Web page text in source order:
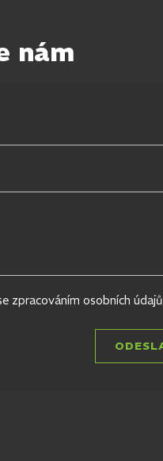
nám
zpracováním osobních údajů